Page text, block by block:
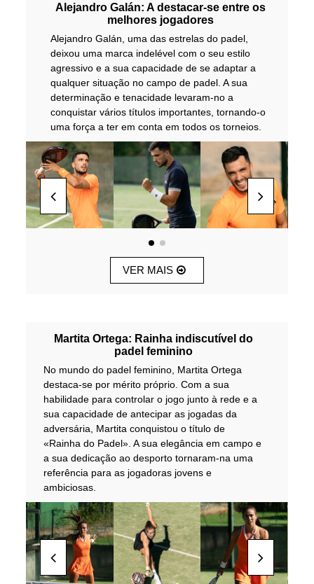
Alejandro Galán: A destacar-se entre os
melhores jogadores
Alejandro Galán, uma das estrelas do padel,
deixou uma marca indelével com o seu estilo
agressivo e a sua capacidade de se adaptar a
qualquer situação no campo de padel. A sua
determinação e tenacidade levaram-no a
conquistar vários títulos importantes, tornando-o
uma força a ter em conta em todos os torneios.
VER MAIS
Martita Ortega: Rainha indiscutível do
padel feminino
No mundo do padel feminino, Martita Ortega
destaca-se por mérito próprio. Com a sua
habilidade para controlar o jogo junto à rede e a
sua capacidade de antecipar as jogadas da
adversária, Martita conquistou o título de
«Rainha do Padel». A sua elegância em campo e
a sua dedicação ao desporto tornaram-na uma
referência para as jogadoras jovens e
ambiciosas.